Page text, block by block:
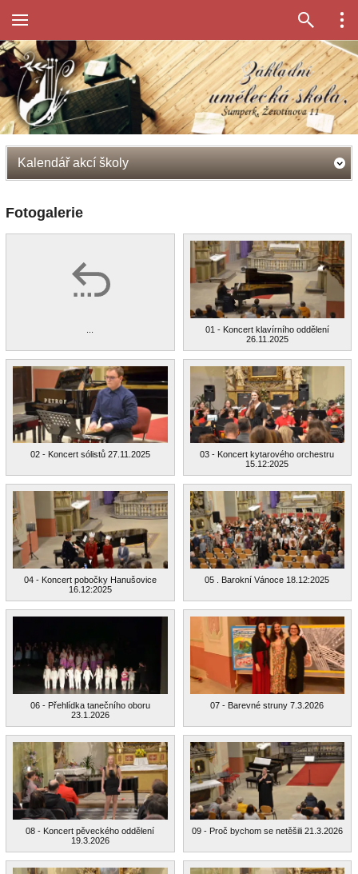
Kalendář akcí školy
Fotogalerie
01 - Koncert klavírního oddělení
26.11.2025
02 - Koncert sólistů 27.11.2025
03 - Koncert kytarového orchestru
15.12:2025
04 - Koncert pobočky Hanušovice
16.12:2025
05 . Barokní Vánoce 18.12:2025
06 - Přehlídka tanečního oboru
23.1.2026
07 - Barevné struny 7.3.2026
08 - Koncert pěveckého oddělení
19.3.2026
09 - Proč bychom se netěšili 21.3.2026